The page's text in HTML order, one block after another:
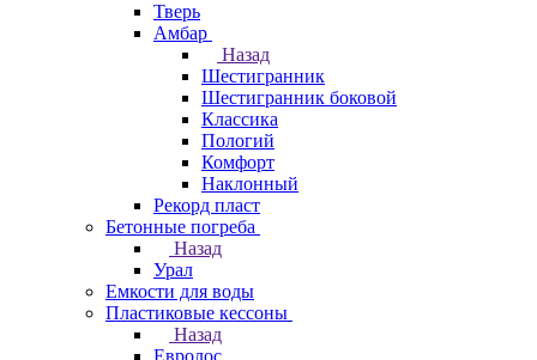
Тверь
Амбар
Назад
Шестигранник
Шестигранник боковой
Классика
Пологий
Комфорт
Наклонный
Рекорд пласт
Бетонные погреба
Назад
Урал
Емкости для воды
Пластиковые кессоны
Назад
Евролос